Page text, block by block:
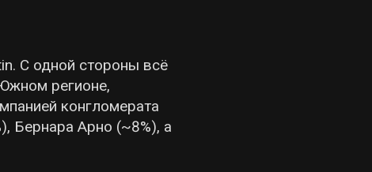
С одной стороны всё
регионе,
конгломерата
Бернара Арно (~8%), а